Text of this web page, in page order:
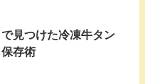
見つけた冷凍牛タン
存術